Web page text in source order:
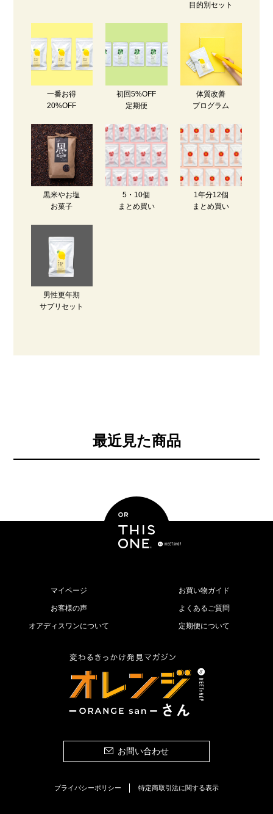
目的別セット
一番お得
20%OFF
初回5%OFF
定期便
体質改善
プログラム
黒米やお塩
お菓子
5・10個
まとめ買い
1年分12個
まとめ買い
男性更年期
サプリセット
最近見た商品
マイページ お買い物ガイド
お客様の声 よくあるご質問
オアディスワンについて 定期便について
お問い合わせ
プライバシーポリシー 特定商取引法に関する表示